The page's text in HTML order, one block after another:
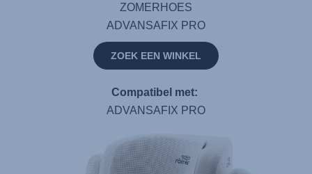
ZOMERHOES
ADVANSAFIX PRO
ZOEK EEN WINKEL
Compatibel met:
ADVANSAFIX PRO